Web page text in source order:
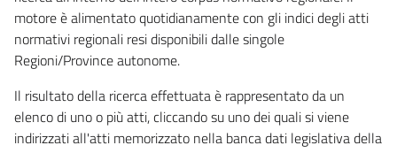
motore è alimentato quotidianamente con gli indici degli atti
normativi regionali resi disponibili dalle singole
Regioni/Province autonome.
Il risultato della ricerca effettuata è rappresentato da un
elenco di uno o più atti, cliccando su uno dei quali si viene
indirizzati all'atti memorizzato nella banca dati legislativa della